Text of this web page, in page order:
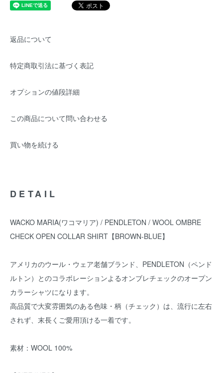
返品について
特定商取引法に基づく表記
オプションの値段詳細
この商品について問い合わせる
買い物を続ける
DETAIL
WACKO MARIA(ワコマリア) / PENDLETON / WOOL OMBRE
CHECK OPEN COLLAR SHIRT【BROWN-BLUE】
アメリカのウール・ウェア老舗ブランド、PENDLETON（ペンド
ルトン）とのコラボレーションよるオンブレチェックのオープン
カラーシャツになります。
高品質で大変雰囲気のある色味・柄（チェック）は、流行に左右
されず、末長くご愛用頂ける一着です。
素材：WOOL 100%